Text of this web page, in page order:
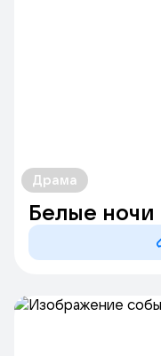
Драма
Белые ночи